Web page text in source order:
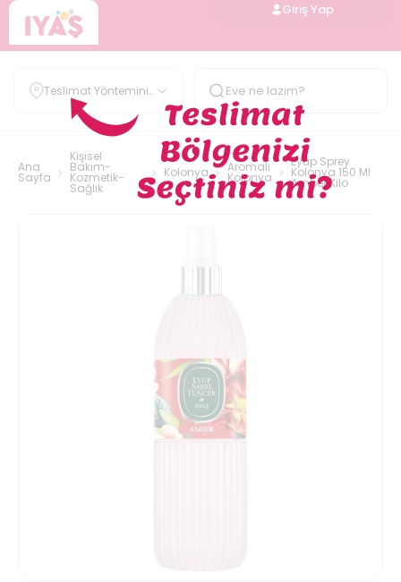
Giriş Yap
Teslimat Yöntemini
Belirle
Ana
Sayfa
Kişisel
Bakım-
Kozmetik-
Sağlık
Kolonya Aromalı
Kolonya
Eyup Sprey
Kolonya 150 Ml
Amber Kilo